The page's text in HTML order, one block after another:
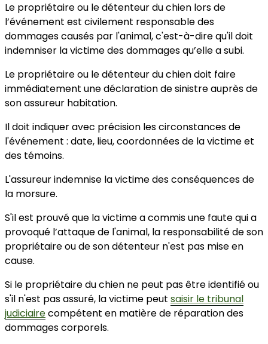
Le propriétaire ou le détenteur du chien lors de
l’événement est civilement responsable des
dommages causés par l'animal, c'est-à-dire qu'il doit
indemniser la victime des dommages qu’elle a subi.
Le propriétaire ou le détenteur du chien doit faire
immédiatement une déclaration de sinistre auprès de
son assureur habitation.
Il doit indiquer avec précision les circonstances de
l'événement : date, lieu, coordonnées de la victime et
des témoins.
L'assureur indemnise la victime des conséquences de
la morsure.
S'il est prouvé que la victime a commis une faute qui a
provoqué l’attaque de l'animal, la responsabilité de son
propriétaire ou de son détenteur n'est pas mise en
cause.
Si le propriétaire du chien ne peut pas être identifié ou
s'il n'est pas assuré, la victime peut saisir le tribunal
judiciairecompétent en matière de réparation des
dommages corporels.